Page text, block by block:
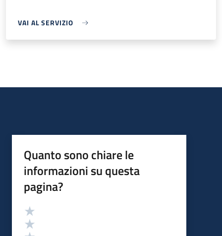
VAI AL SERVIZIO
Quanto sono chiare le
informazioni su questa
pagina?
Valutazione